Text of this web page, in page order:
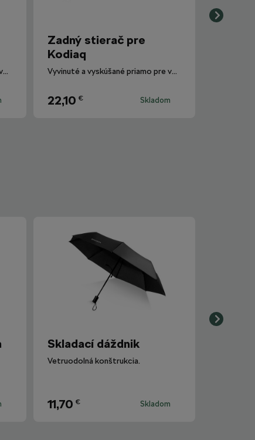
Vyvinuté a vyskúšané priamo pre vozidlá Škoda.
Zadný stierač pre
Kodiaq
Vyvinuté a vyskúšané priamo pre vozidlá Škoda.
22,10 € Skladom
Skladací dáždnik
Vetruodolná konštrukcia.
11,70 € Skladom